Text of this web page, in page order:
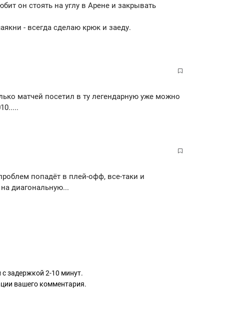
он стоять на углу в Арене и закрывать
- всегда сделаю крюк и заеду.
матчей посетил в ту легендарную уже можно
попадёт в плей-офф, все-таки и
диагональную...
задержкой 2-10 минут.
вашего комментария.